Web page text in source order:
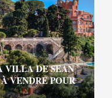
VILLA DE SEAN
VENDRE POUR